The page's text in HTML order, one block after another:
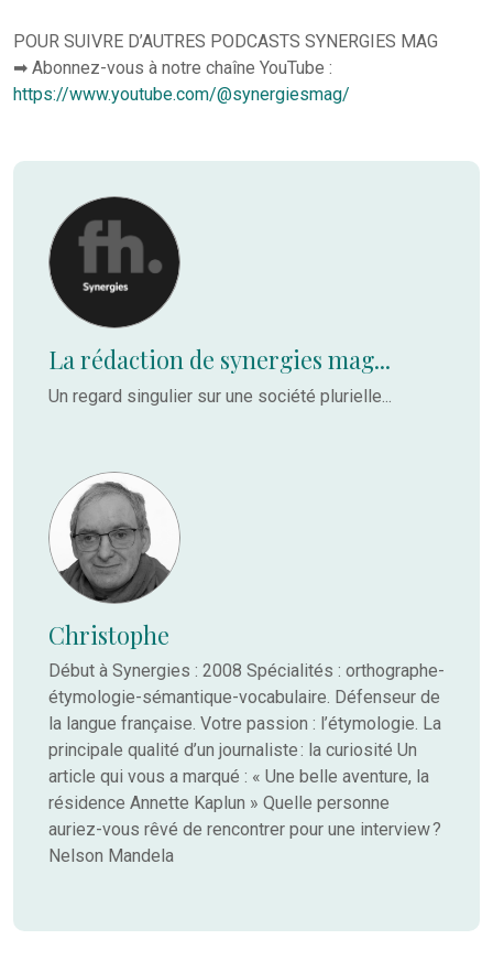
POUR SUIVRE D’AUTRES PODCASTS SYNERGIES MAG
➡ Abonnez-vous à notre chaîne YouTube :
https://www.youtube.com/@synergiesmag/
La rédaction de synergies mag...
Un regard singulier sur une société plurielle...
Christophe
Début à Synergies : 2008 Spécialités : orthographe-
étymologie-sémantique-vocabulaire. Défenseur de
la langue française. Votre passion : l’étymologie. La
principale qualité d’un journaliste : la curiosité Un
article qui vous a marqué : « Une belle aventure, la
résidence Annette Kaplun » Quelle personne
auriez-vous rêvé de rencontrer pour une interview ?
Nelson Mandela